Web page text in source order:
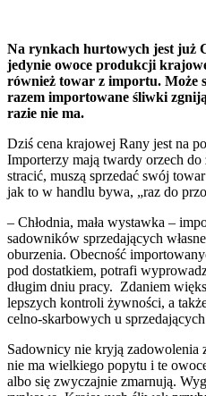
Na rynkach hurtowych jest już
jedynie owoce produkcji
również towar z importu. Może
razem importowane śliwki
razie nie ma.
Dziś cena krajowej Rany jest na
Importerzy mają twardy orzech
stracić, muszą sprzedać swój
jak to w handlu bywa, „raz do
– Chłodnia, mała wystawka –
sadowników sprzedających
oburzenia. Obecność
pod dostatkiem, potrafi
długim dniu pracy. Zdaniem
lepszych kontroli żywności, a
celno-skarbowych u
Sadownicy nie kryją zadowolenia
nie ma wielkiego popytu i te
albo się zwyczajnie zmarnują.